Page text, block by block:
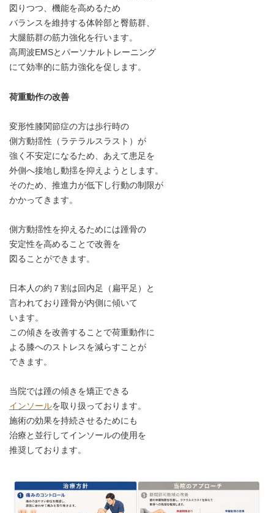
図りつつ、機能を高めるため
バランスを維持する体幹部と臀筋群、
大腿筋群の筋力強化を行います。
高周波EMSとパーソナルトレーニング
にて効率的に筋力強化を促します。
荷重動作の改善
変形性膝関節症の方は歩行時の
側方動揺性（ラテラルスラスト）が
強く不安定になるため、あえて患足を
外側へ接地し動揺を抑えようとします。
そのため、推進力が低下し行動の制限が
かかってきます。
側方動揺性を抑えるためには踵骨の
安定性を高めることで改善を
図ることができます。
日本人の約７割は回内足（扁平足）と
言われており踵骨が内側に傾いて
います。
この傾きを改善することで荷重動作に
よる膝へのストレスを減らすことが
できます。
当院では踵の傾きを矯正できる
インソールを取り扱っております。
施術の効果を持続させるためにも
治療と並行してインソールの使用を
推奨しております。